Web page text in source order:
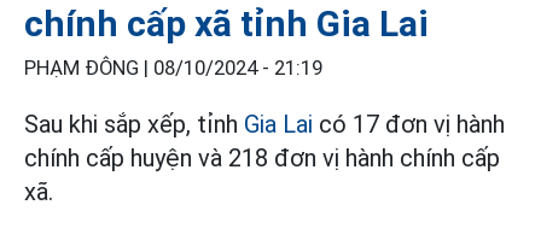
chính cấp xã tỉnh Gia Lai
PHẠM ĐÔNG | 08/10/2024 - 21:19
Sau khi sắp xếp, tỉnh Gia Lai có 17 đơn vị hành
chính cấp huyện và 218 đơn vị hành chính cấp
xã.